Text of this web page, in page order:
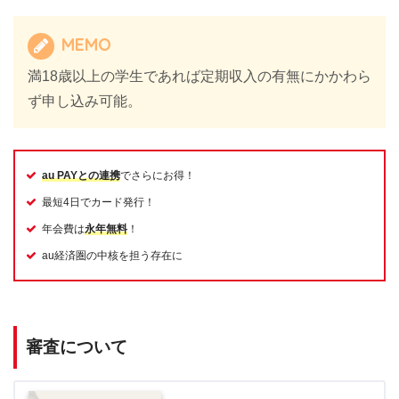
MEMO
満18歳以上の学生であれば定期収入の有無にかかわら
ず申し込み可能。
au PAYとの連携でさらにお得！
最短4日でカード発行！
年会費は永年無料 ！
au経済圏の中核を担う存在に
審査について